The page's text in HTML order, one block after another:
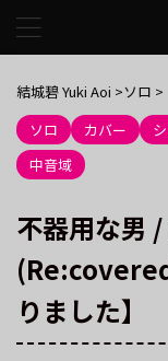
結城碧 Yuki Aoi >ソロ >
ソロ
カバー
中音域
不器用な男
りました】